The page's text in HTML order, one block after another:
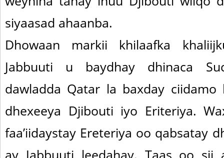
siyaasad ahaanba.
Dhowaan markii khilaafka
Jabbuuti u baydhay dhinaca
dawladda Qatar la baxday
dhexeeya Djibouti iyo Eriteriya.
faa’iidaystay Ereteriya oo qabsatay